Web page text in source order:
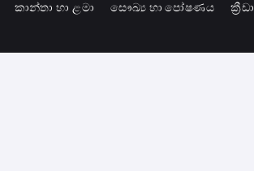
කාන්තා හා ළමා සෞඛ්‍ය හා පෝෂණය ක්‍රීඩා